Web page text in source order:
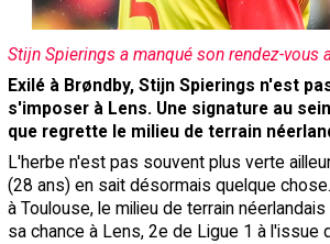
Stijn Spierings a manqué son rendez-vous
Exilé à Brøndby, Stijn Spierings n'est
s'imposer à Lens. Une signature au
que regrette le milieu de terrain
L'herbe n'est pas souvent plus verte
(28 ans) en sait désormais quelque
à Toulouse, le milieu de terrain
sa chance à Lens, 2e de Ligue 1 à l'issue
Paramètrages / Options
Contact / Signaler un bug
Recrutement Maxifoot
Mentions légales
site web Maxifoot.fr